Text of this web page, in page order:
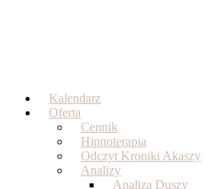
Kalendarz
Oferta
Cennik
Hipnoterapia
Odczyt Kroniki Akaszy
Analizy
Analiza Duszy